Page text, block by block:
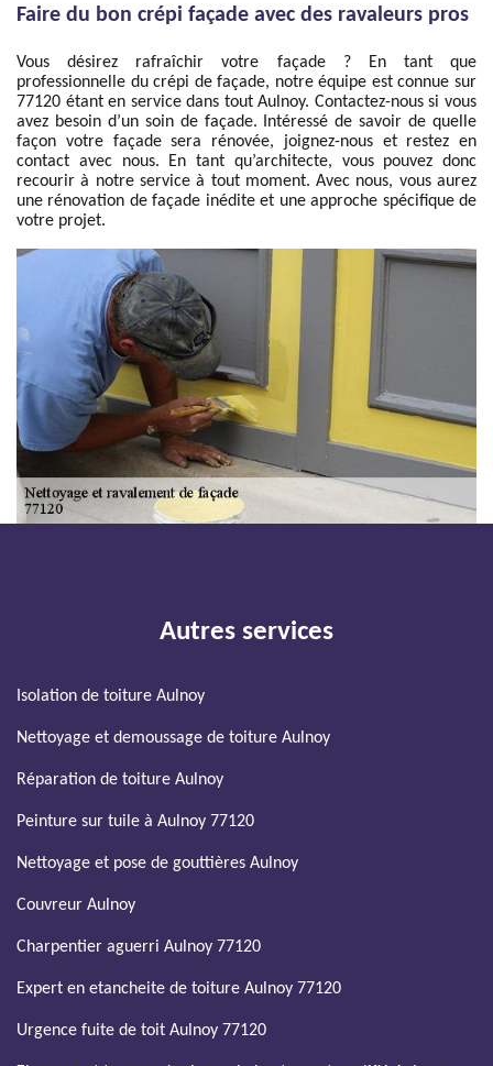
Faire du bon crépi façade avec des ravaleurs pros
Vous désirez rafraîchir votre façade ? En tant que
professionnelle du crépi de façade, notre équipe est connue sur
77120 étant en service dans tout Aulnoy. Contactez-nous si vous
avez besoin d’un soin de façade. Intéressé de savoir de quelle
façon votre façade sera rénovée, joignez-nous et restez en
contact avec nous. En tant qu’architecte, vous pouvez donc
recourir à notre service à tout moment. Avec nous, vous aurez
une rénovation de façade inédite et une approche spécifique de
votre projet.
Autres services
Isolation de toiture Aulnoy
Nettoyage et demoussage de toiture Aulnoy
Réparation de toiture Aulnoy
Peinture sur tuile à Aulnoy 77120
Nettoyage et pose de gouttières Aulnoy
Couvreur Aulnoy
Charpentier aguerri Aulnoy 77120
Expert en etancheite de toiture Aulnoy 77120
Urgence fuite de toit Aulnoy 77120